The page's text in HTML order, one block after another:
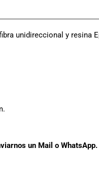
unidireccional y resina
un Mail o WhatsApp.